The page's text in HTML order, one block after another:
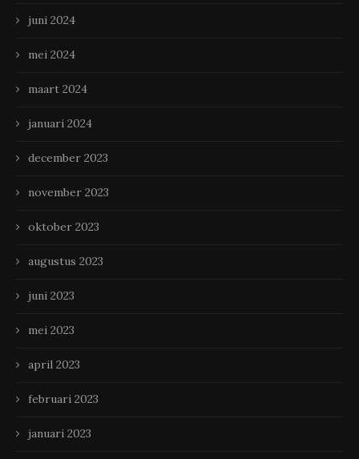
juni 2024
mei 2024
maart 2024
januari 2024
december 2023
november 2023
oktober 2023
augustus 2023
juni 2023
mei 2023
april 2023
februari 2023
januari 2023